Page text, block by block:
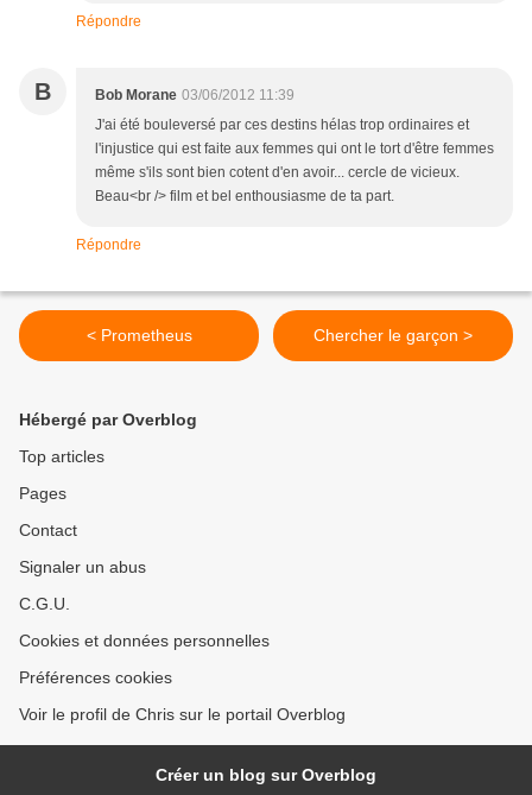
Répondre
B Bob Morane 03/06/2012 11:39
J'ai été bouleversé par ces destins hélas trop ordinaires et
l'injustice qui est faite aux femmes qui ont le tort d'être femmes
même s'ils sont bien cotent d'en avoir... cercle de vicieux.
Beau<br /> film et bel enthousiasme de ta part.
Répondre
< Prometheus Chercher le garçon >
Hébergé par Overblog
Top articles
Pages
Contact
Signaler un abus
C.G.U.
Cookies et données personnelles
Préférences cookies
Voir le profil de Chris sur le portail Overblog
Créer un blog sur Overblog